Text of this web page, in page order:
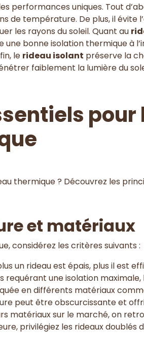
performances uniques. Tout
de température. De plus, il évite
les rayons du soleil. Quant au
bonne isolation thermique à
le rideau isolant préserve la
faiblement la lumière du
thermique ? Découvrez les
et matériaux
considérez les critères suivants :
un rideau est épais, plus il est
requérant une isolation
en différents matériaux
peut être obscurcissante et
matériaux sur le marché, on
privilégiez les rideaux doublés